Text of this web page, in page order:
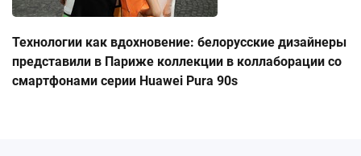
Технологии как вдохновение: белорусские дизайнеры
представили в Париже коллекции в коллаборации со
смартфонами серии Huawei Pura 90s